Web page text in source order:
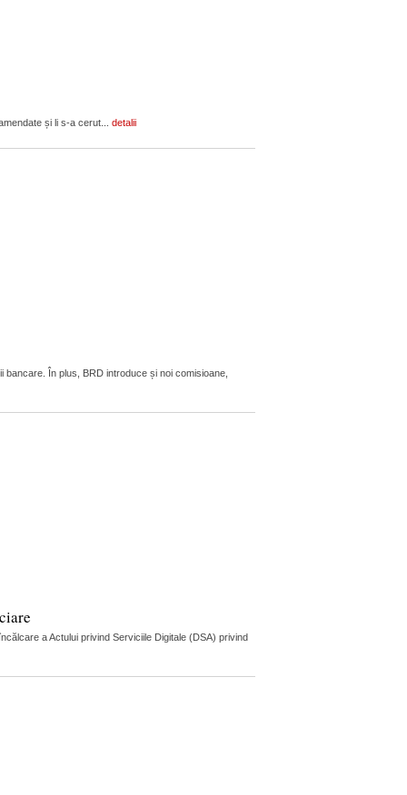
și li s-a cerut... detalii
În plus, BRD introduce și noi comisioane,
a Actului privind Serviciile Digitale (DSA) privind